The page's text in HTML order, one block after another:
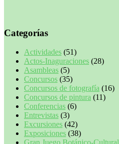
Categorías
Actividades (51)
Actos-Inaguraciones (28)
Asambleas (5)
Concursos (35)
Concursos de fotografía (16)
Concursos de pintura (11)
Conferencias (6)
Entrevistas (3)
Excursiones (42)
Exposiciones (38)